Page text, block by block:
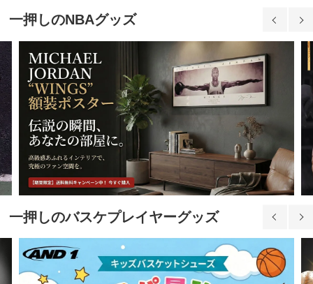
一押しのNBAグッズ
一押しのバスケプレイヤーグッズ